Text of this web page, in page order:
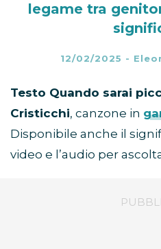
legame tra
12/02/2025 -
Testo Quando sarai
Cristicchi, canzone in
Disponibile anche il
video e l’audio per